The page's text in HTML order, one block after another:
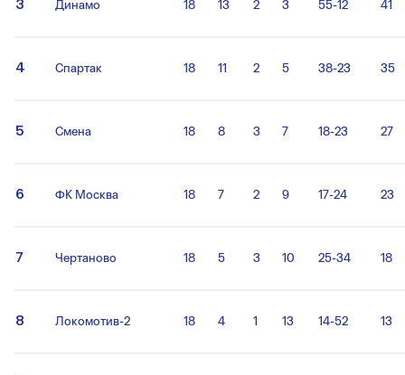
3 Динамо 18 13 2 3 55-12 41
4 Спартак 18 11 2 5 38-23 35
5 Смена 18 8 3 7 18-23 27
6 ФК Москва 18 7 2 9 17-24 23
7 Чертаново 18 5 3 10 25-34 18
8 Локомотив-2 18 4 1 13 14-52 13